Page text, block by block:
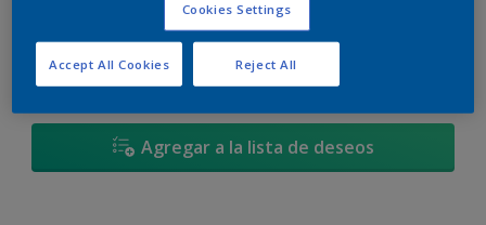
Calculadora de pintura
Calcular
Agregar a la lista de deseos
Cookies Settings
Reject All
Accept All Cookies